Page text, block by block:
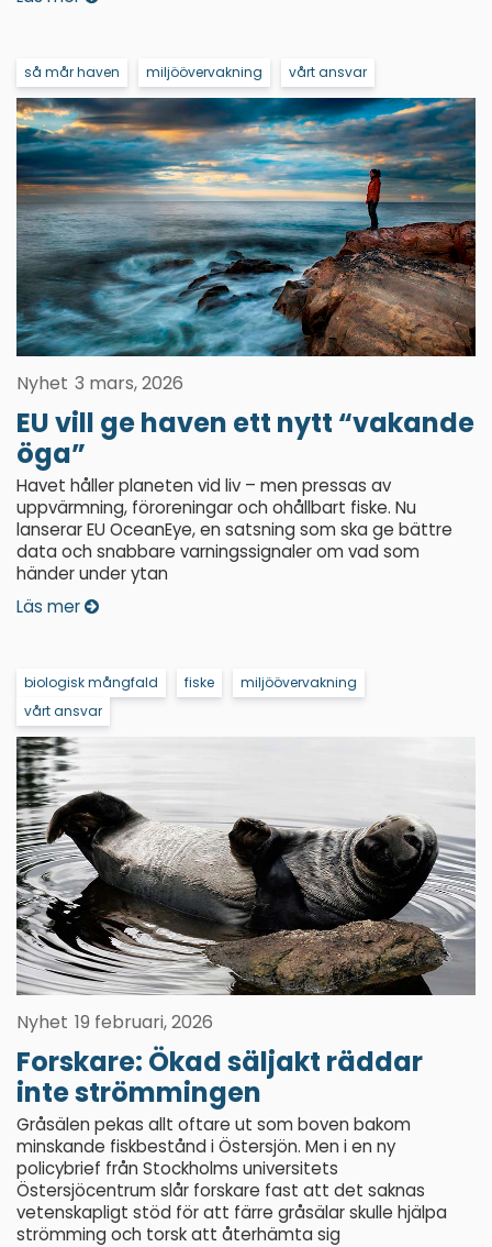
så mår haven miljöövervakning vårt ansvar
Nyhet 3 mars, 2026
EU vill ge haven ett nytt “vakande
öga”
Havet håller planeten vid liv – men pressas av
uppvärmning, föroreningar och ohållbart fiske. Nu
lanserar EU OceanEye, en satsning som ska ge bättre
data och snabbare varningssignaler om vad som
händer under ytan
Läs mer
biologisk mångfald fiske
miljöövervakning
vårt ansvar
Nyhet 19 februari, 2026
Forskare: Ökad säljakt räddar
inte strömmingen
Gråsälen pekas allt oftare ut som boven bakom
minskande fiskbestånd i Östersjön. Men i en ny
policybrief från Stockholms universitets
Östersjöcentrum slår forskare fast att det saknas
vetenskapligt stöd för att färre gråsälar skulle hjälpa
strömming och torsk att återhämta sig